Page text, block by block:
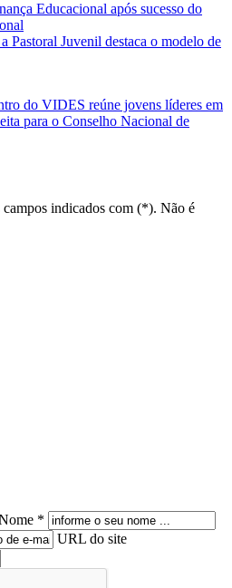
Educacional após sucesso do
Pastoral Juvenil destaca o modelo de
do VIDES reúne jovens líderes em
para o Conselho Nacional de
indicados com (*). Não é
*
URL do site